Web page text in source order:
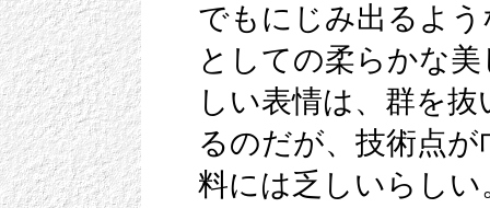
でもにじみ出るよ
としての柔らかな
しい表情は、群を
るのだが、技術点
料には乏しいらし